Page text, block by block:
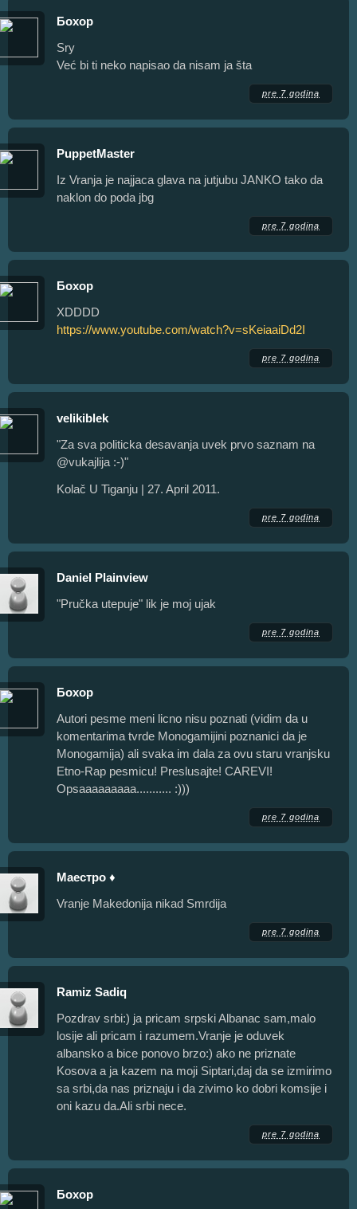
Бохор
Sry
Već bi ti neko napisao da nisam ja šta
pre 7 godina
PuppetMaster
Iz Vranja je najjaca glava na jutjubu JANKO tako da
naklon do poda jbg
pre 7 godina
Бохор
XDDDD
https://www.youtube.com/watch?v=sKeiaaiDd2I
pre 7 godina
velikiblek
"Za sva politicka desavanja uvek prvo saznam na
@vukajlija :-)"
Kolač U Tiganju | 27. April 2011.
pre 7 godina
Daniel Plainview
"Pručka utepuje" lik je moj ujak
pre 7 godina
Бохор
Autori pesme meni licno nisu poznati (vidim da u
komentarima tvrde Monogamijini poznanici da je
Monogamija) ali svaka im dala za ovu staru vranjsku
Etno-Rap pesmicu! Preslusajte! CAREVI!
Opsaaaaaaaaa........... :)))
pre 7 godina
Маестро ♦
Vranje Makedonija nikad Smrdija
pre 7 godina
Ramiz Sadiq
Pozdrav srbi:) ja pricam srpski Albanac sam,malo
losije ali pricam i razumem.Vranje je oduvek
albansko a bice ponovo brzo:) ako ne priznate
Kosova a ja kazem na moji Siptari,daj da se izmirimo
sa srbi,da nas priznaju i da zivimo ko dobri komsije i
oni kazu da.Ali srbi nece.
pre 7 godina
Бохор